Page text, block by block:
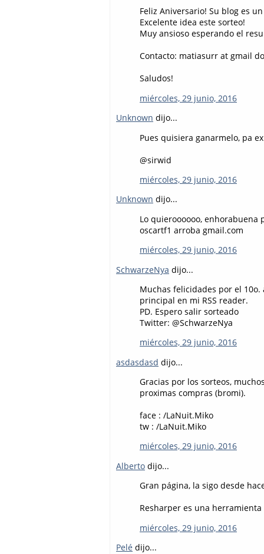
Feliz Aniversario! Su blog es
Excelente idea este sorteo!
Muy ansioso esperando el
Contacto: matiasurr at gmail
Saludos!
miércoles, 29 junio, 2016
Unknown dijo...
Pues quisiera ganarmelo, pa
@sirwid
miércoles, 29 junio, 2016
Unknown dijo...
Lo quieroooooo,
oscartf1 arroba gmail.com
miércoles, 29 junio, 2016
SchwarzeNya dijo...
Muchas felicidades por el
principal en mi RSS reader.
PD. Espero salir sorteado
Twitter: @SchwarzeNya
miércoles, 29 junio, 2016
asdasdasd dijo...
Gracias por los sorteos,
proximas compras (bromi).
face : /LaNuit.Miko
tw : /LaNuit.Miko
miércoles, 29 junio, 2016
Alberto dijo...
Gran página, la sigo desde
Resharper es una
miércoles, 29 junio, 2016
Pelé dijo...